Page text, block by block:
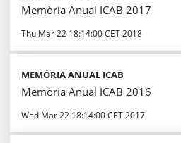
Memòria Anual ICAB 2017
Thu Mar 22 18:14:00 CET 2018
MEMÒRIA ANUAL ICAB
Memòria Anual ICAB 2016
Wed Mar 22 18:14:00 CET 2017